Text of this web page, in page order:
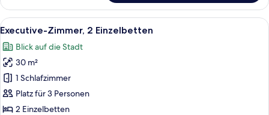
Deluxe
Bosphorus
View
Alle
Fotos
für
Executive-
Zimmer,
2 Einzelbetten
anzeigen
Ein Hotelzimmer mit einem großen
11
Executive-Zimmer, 2 Einzelbetten
Blick auf die Stadt
30 m²
1 Schlafzimmer
Platz für 3 Personen
2 Einzelbetten